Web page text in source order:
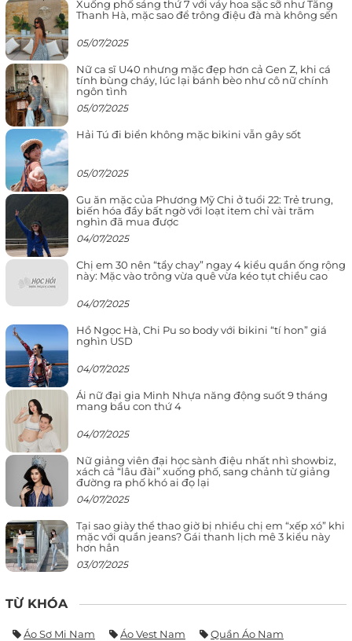
Xuống phố sáng thứ 7 với váy hoa sặc sỡ như Tăng
Thanh Hà, mặc sao để trông điệu đà mà không sến
05/07/2025
Nữ ca sĩ U40 nhưng mặc đẹp hơn cả Gen Z, khi cá
tính bùng cháy, lúc lại bánh bèo như cô nữ chính
ngôn tình
05/07/2025
Hải Tú đi biển không mặc bikini vẫn gây sốt
05/07/2025
Gu ăn mặc của Phương Mỹ Chi ở tuổi 22: Trẻ trung,
biến hóa đầy bất ngờ với loạt item chỉ vài trăm
nghìn đã mua được
04/07/2025
Chị em 30 nên “tẩy chay” ngay 4 kiểu quần ống rộng
này: Mặc vào trông vừa quê vừa kéo tụt chiều cao
04/07/2025
Hồ Ngọc Hà, Chi Pu so body với bikini “tí hon” giá
nghìn USD
04/07/2025
Ái nữ đại gia Minh Nhựa năng động suốt 9 tháng
mang bầu con thứ 4
04/07/2025
Nữ giảng viên đại học sành điệu nhất nhì showbiz,
xách cả “lâu đài” xuống phố, sang chảnh từ giảng
đường ra phố khó ai đọ lại
04/07/2025
Tại sao giày thể thao giờ bị nhiều chị em “xếp xó” khi
mặc với quần jeans? Gái thanh lịch mê 3 kiểu này
hơn hẳn
03/07/2025
TỪ KHÓA
Áo Sơ Mi Nam Áo Vest Nam Quần Áo Nam